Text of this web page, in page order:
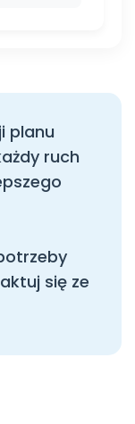
planu
ruch
się ze